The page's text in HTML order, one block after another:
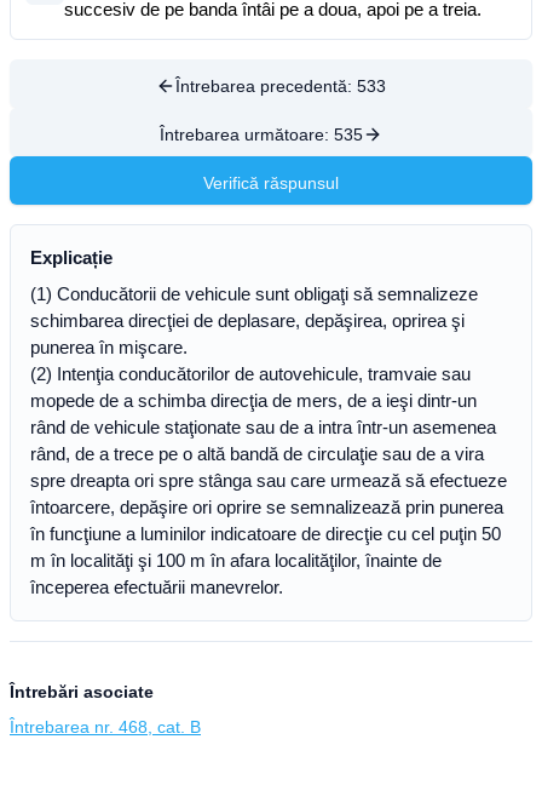
succesiv de pe banda întâi pe a doua, apoi pe a treia.
Întrebarea precedentă: 533
Întrebarea următoare: 535
Verifică răspunsul
Explicație
(1) Conducătorii de vehicule sunt obligaţi să semnalizeze
schimbarea direcţiei de deplasare, depăşirea, oprirea şi
punerea în mişcare.
(2) Intenţia conducătorilor de autovehicule, tramvaie sau
mopede de a schimba direcţia de mers, de a ieşi dintr-un
rând de vehicule staţionate sau de a intra într-un asemenea
rând, de a trece pe o altă bandă de circulaţie sau de a vira
spre dreapta ori spre stânga sau care urmează să efectueze
întoarcere, depăşire ori oprire se semnalizează prin punerea
în funcţiune a luminilor indicatoare de direcţie cu cel puţin 50
m în localităţi şi 100 m în afara localităţilor, înainte de
începerea efectuării manevrelor.
Întrebări asociate
Întrebarea nr. 468, cat. B